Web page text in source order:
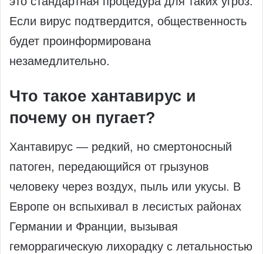
Если вирус подтвердится, общественность
будет проинформирована
незамедлительно.
Что такое хантавирус и
почему он пугает?
Хантавирус — редкий, но смертоносный
патоген, передающийся от грызунов
человеку через воздух, пыль или укусы. В
Европе он вспыхивал в лесистых районах
Германии и Франции, вызывая
геморрагическую лихорадку с летальностью